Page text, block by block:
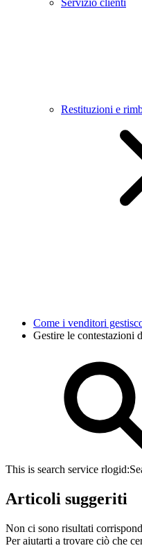
Servizio clienti
Restituzioni e
Come i venditori
Gestire le contestazioni
This is search service rlogid:
Articoli suggeriti
Non ci sono risultati
Per aiutarti a trovare ciò che